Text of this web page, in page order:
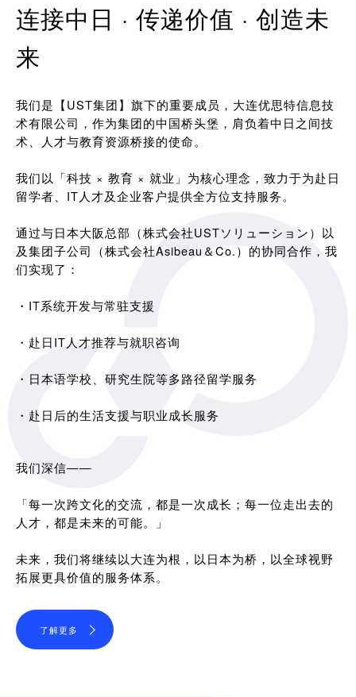
连接中日 · 传递价值 · 创造未
来
我们是【UST集团】旗下的重要成员，大连优思特信息技
术有限公司，作为集团的中国桥头堡，肩负着中日之间技
术、人才与教育资源桥接的使命。
我们以「科技 × 教育 × 就业」为核心理念，致力于为赴日
留学者、IT人才及企业客户提供全方位支持服务。
通过与日本大阪总部（株式会社USTソリューション）以
及集团子公司（株式会社Asibeau＆Co.）的协同合作，我
们实现了：
・IT系统开发与常驻支援
・赴日IT人才推荐与就职咨询
・日本语学校、研究生院等多路径留学服务
・赴日后的生活支援与职业成长服务
我们深信——
「每一次跨文化的交流，都是一次成长；每一位走出去的
人才，都是未来的可能。」
未来，我们将继续以大连为根，以日本为桥，以全球视野
拓展更具价值的服务体系。
了解更多